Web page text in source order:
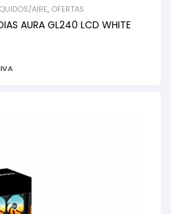
AIRE, OFERTAS
AURA GL240 LCD WHITE